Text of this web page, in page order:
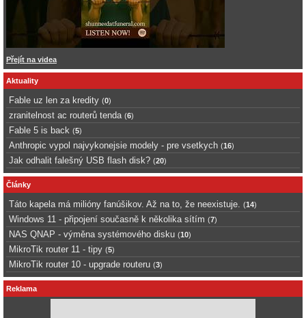
Přejít na videa
Aktuality
Fable uz len za kredity (0)
zranitelnost ac routerů tenda (6)
Fable 5 is back (5)
Anthropic vypol najvykonejsie modely - pre vsetkych (16)
Jak odhalit falešný USB flash disk? (20)
Články
Táto kapela má milióny fanúšikov. Až na to, že neexistuje. (14)
Windows 11 - připojení současně k několika sítím (7)
NAS QNAP - výměna systémového disku (10)
MikroTik router 11 - tipy (5)
MikroTik router 10 - upgrade routeru (3)
Reklama